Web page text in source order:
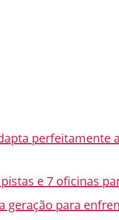
perfeitamente
e 7 oficinas
geração para